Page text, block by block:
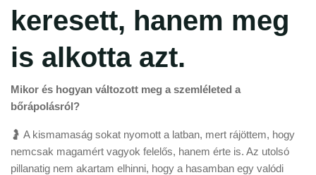
keresett, hanem meg
is alkotta azt.
Mikor és hogyan változott meg a szemléleted a
bőrápolásról?
🤰 A kismamaság sokat nyomott a latban, mert rájöttem, hogy
nemcsak magamért vagyok felelős, hanem érte is. Az utolsó
pillanatig nem akartam elhinni, hogy a hasamban egy valódi